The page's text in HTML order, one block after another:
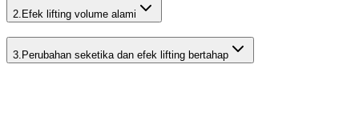
2. Efek lifting volume alami
3. Perubahan seketika dan efek lifting bertahap